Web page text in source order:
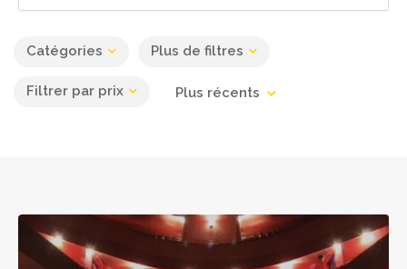
Leaflet | ©OpenStreetMap contributors
Catégories Plus de filtres
Filtrer par prix Plus récents